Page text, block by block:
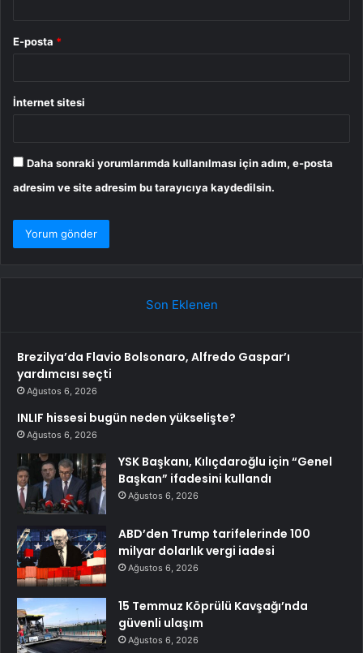
E-posta *
İnternet sitesi
Daha sonraki yorumlarımda kullanılması için adım, e-posta
adresim ve site adresim bu tarayıcıya kaydedilsin.
Son Eklenen
Brezilya’da Flavio Bolsonaro, Alfredo Gaspar’ı
yardımcısı seçti
Ağustos 6, 2026
INLIF hissesi bugün neden yükselişte?
Ağustos 6, 2026
YSK Başkanı, Kılıçdaroğlu için “Genel
Başkan” ifadesini kullandı
Ağustos 6, 2026
ABD’den Trump tarifelerinde 100
milyar dolarlık vergi iadesi
Ağustos 6, 2026
15 Temmuz Köprülü Kavşağı’nda
güvenli ulaşım
Ağustos 6, 2026